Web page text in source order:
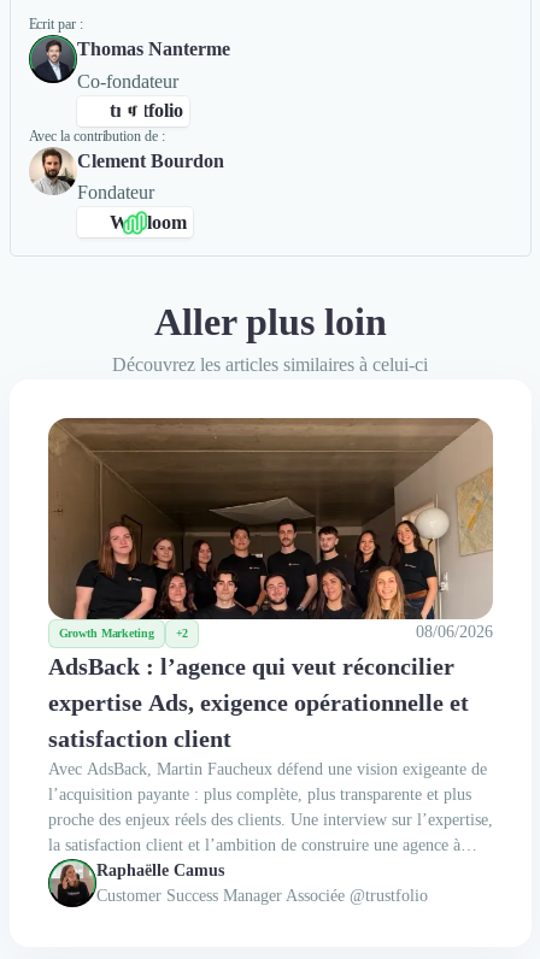
Ecrit par :
Thomas Nanterme
Co-fondateur
trustfolio
Rédaction de Cas Client
Avec la contribution de :
Clement Bourdon
Fondateur
Webloom
Authentifiés par Trustfolio
Aller plus loin
Découvrez les articles similaires à celui-ci
Growth Marketing +2 08/06/2026
AdsBack : l’agence qui veut réconcilier
expertise Ads, exigence opérationnelle et
satisfaction client
Avec AdsBack, Martin Faucheux défend une vision exigeante de
l’acquisition payante : plus complète, plus transparente et plus
proche des enjeux réels des clients. Une interview sur l’expertise,
la satisfaction client et l’ambition de construire une agence à
taille humaine, mais ultra-spécialisée.
Raphaëlle Camus
Customer Success Manager Associée @trustfolio